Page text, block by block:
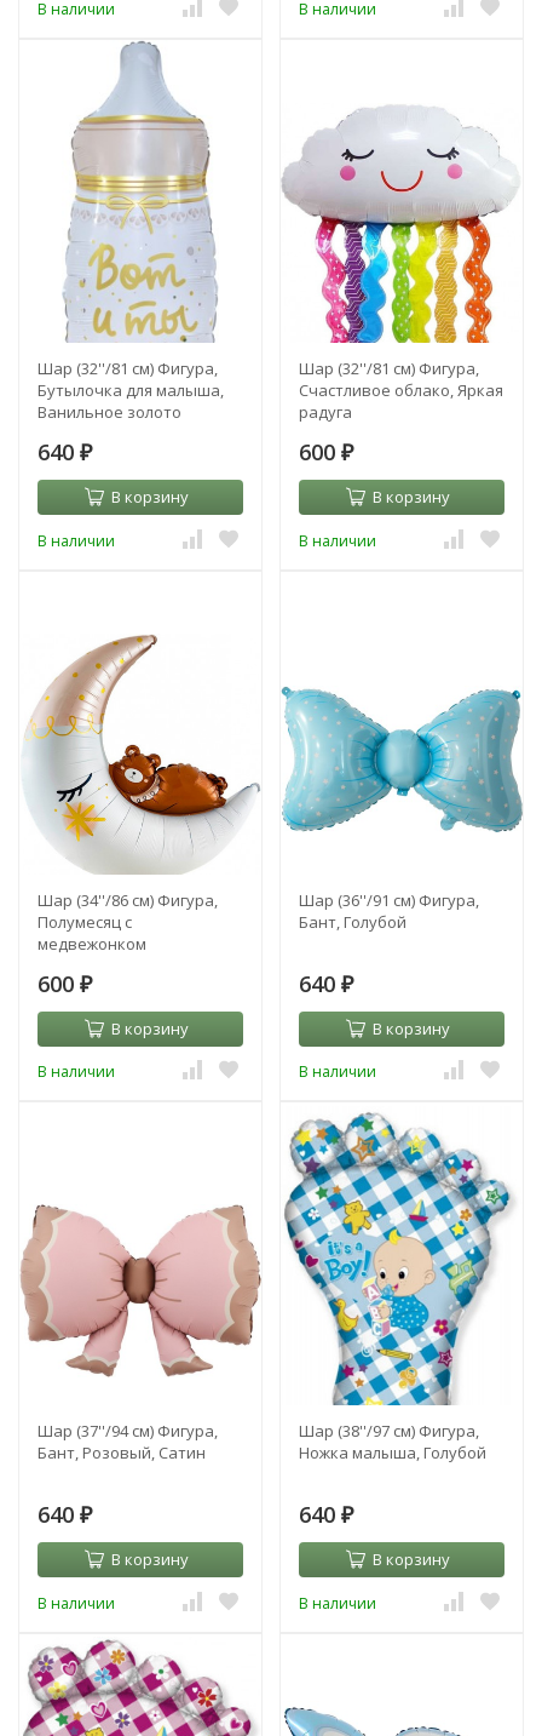
В наличии В наличии
Шар (32''/81 см) Фигура,
Бутылочка для малыша,
Ванильное золото
640 ₽
В корзину
В наличии
Шар (32''/81 см) Фигура,
Счастливое облако, Яркая
радуга
600 ₽
В корзину
В наличии
Шар (34''/86 см) Фигура,
Полумесяц с
медвежонком
600 ₽
В корзину
В наличии
Шар (36''/91 см) Фигура,
Бант, Голубой
640 ₽
В корзину
В наличии
Шар (37''/94 см) Фигура,
Бант, Розовый, Сатин
640 ₽
В корзину
В наличии
Шар (38''/97 см) Фигура,
Ножка малыша, Голубой
640 ₽
В корзину
В наличии